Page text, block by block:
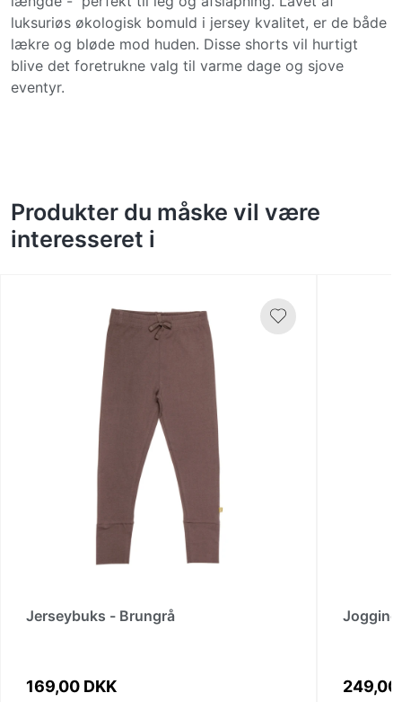
luksuriøs økologisk bomuld i jersey kvalitet, er de både
lækre og bløde mod huden. Disse shorts vil hurtigt
blive det foretrukne valg til varme dage og sjove
eventyr.
Produkter du måske vil være
interesseret i
Jerseybuks - Brungrå
169,00 DKK 249,00